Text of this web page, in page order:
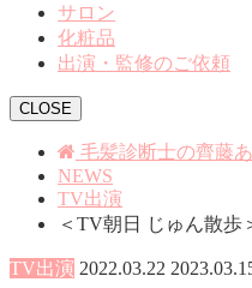
サロン
化粧品
出演・監修のご依頼
CLOSE
毛髪診断士の齊藤
NEWS
TV出演
＜TV朝日 じゅん散歩
TV出演 2022.03.22